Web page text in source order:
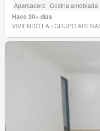
Aparcadero Cocina amoblada
Hace 30+ días
VIVIENDO.LA - GRUPO